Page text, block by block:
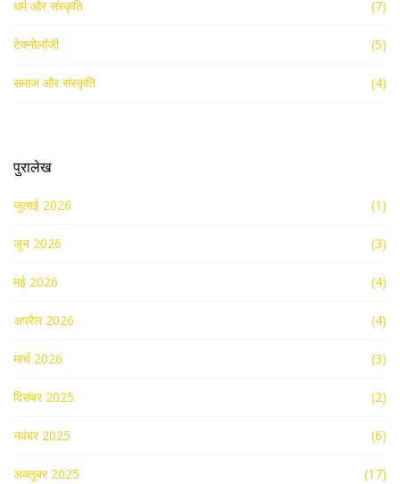
धर्म और संस्कृति (7)
टेक्नोलॉजी (5)
समाज और संस्कृति (4)
पुरालेख
जुलाई 2026 (1)
जून 2026 (3)
मई 2026 (4)
अप्रैल 2026 (4)
मार्च 2026 (3)
दिसंबर 2025 (2)
नवंबर 2025 (6)
अक्तूबर 2025 (17)